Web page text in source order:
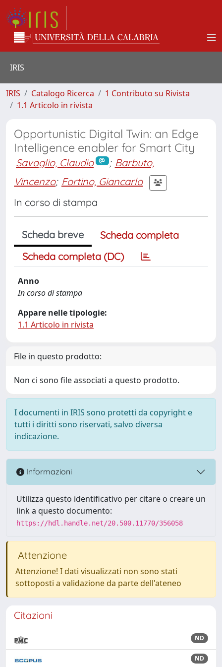
IRIS
IRIS Catalogo Ricerca
1 Contributo su Rivista
1.1 Articolo in rivista
Opportunistic Digital Twin: an Edge
Intelligence enabler for Smart City
Savaglio, Claudio ; Barbuto,
Vincenzo; Fortino, Giancarlo
In corso di stampa
Scheda breve
Scheda completa
Scheda completa (DC)
Anno
In corso di stampa
Appare nelle tipologie:
1.1 Articolo in rivista
File in questo prodotto:
Non ci sono file associati a questo prodotto.
I documenti in IRIS sono protetti da copyright e
tutti i diritti sono riservati, salvo diversa
indicazione.
Informazioni
Utilizza questo identificativo per citare o creare un
link a questo documento:
https://hdl.handle.net/20.500.11770/356058
Attenzione
Attenzione! I dati visualizzati non sono stati
sottoposti a validazione da parte dell'ateneo
Citazioni
ND
ND